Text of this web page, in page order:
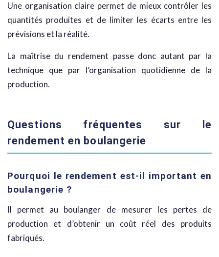
Une organisation claire permet de mieux contrôler les
quantités produites et de limiter les écarts entre les
prévisions et la réalité.
La maîtrise du rendement passe donc autant par la
technique que par l’organisation quotidienne de la
production.
Questions fréquentes sur le
rendement en boulangerie
Pourquoi le rendement est-il important en
boulangerie ?
Il permet au boulanger de mesurer les pertes de
production et d’obtenir un coût réel des produits
fabriqués.